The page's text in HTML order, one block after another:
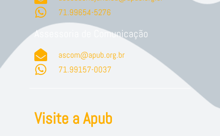
71.99654-5276
Assessoria de Comunicação
ascom@apub.org.br
71.99157-0037
Visite a Apub